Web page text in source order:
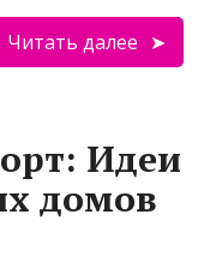
Читать далее
Идеи
домов